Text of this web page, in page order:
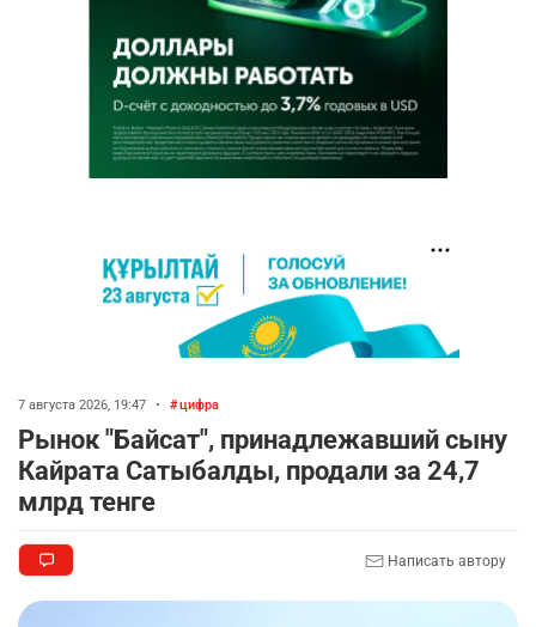
7 августа 2026, 19:47 • цифра
Рынок "Байсат", принадлежавший сыну
Кайрата Сатыбалды, продали за 24,7
млрд тенге
Написать автору